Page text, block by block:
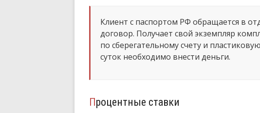
Клиент с паспортом РФ обращается в
договор. Получает свой экземпляр
по сберегательному счету и
суток необходимо внести деньги.
Процентные ставки